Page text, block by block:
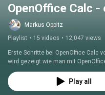
OpenOffice Calc
Markus Oppitz
Playlist • 15 videos • 12,047 views
Erste Schritte bei OpenOffice Calc
wird gezeigt wie man mit
Kalkulationen etc. erstellen kann
Play all